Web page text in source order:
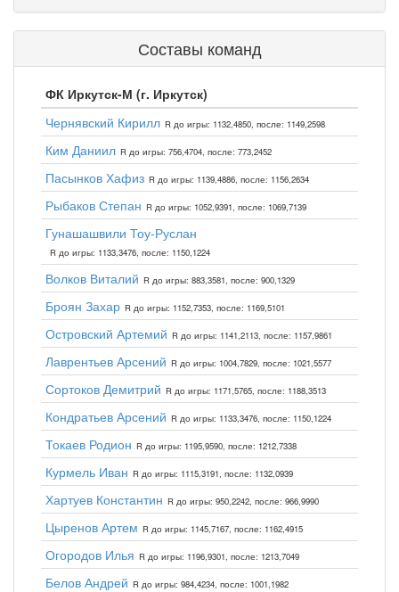
Составы команд
ФК Иркутск-М (г. Иркутск)
Чернявский Кирилл R до игры: 1132,4850, после: 1149,2598
Ким Даниил R до игры: 756,4704, после: 773,2452
Пасынков Хафиз R до игры: 1139,4886, после: 1156,2634
Рыбаков Степан R до игры: 1052,9391, после: 1069,7139
Гунашашвили Тоу-Руслан
R до игры: 1133,3476, после: 1150,1224
Волков Виталий R до игры: 883,3581, после: 900,1329
Броян Захар R до игры: 1152,7353, после: 1169,5101
Островский Артемий R до игры: 1141,2113, после: 1157,9861
Лаврентьев Арсений R до игры: 1004,7829, после: 1021,5577
Сортоков Демитрий R до игры: 1171,5765, после: 1188,3513
Кондратьев Арсений R до игры: 1133,3476, после: 1150,1224
Токаев Родион R до игры: 1195,9590, после: 1212,7338
Курмель Иван R до игры: 1115,3191, после: 1132,0939
Хартуев Константин R до игры: 950,2242, после: 966,9990
Цыренов Артем R до игры: 1145,7167, после: 1162,4915
Огородов Илья R до игры: 1196,9301, после: 1213,7049
Белов Андрей R до игры: 984,4234, после: 1001,1982